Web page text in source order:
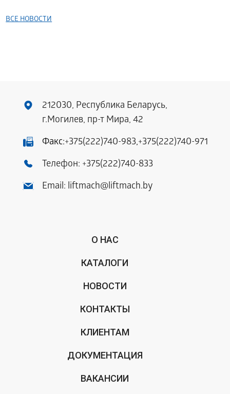
ВСЕ НОВОСТИ
212030, Республика Беларусь,
г.Могилев, пр-т Мира, 42
Факс:+375(222)740-983,+375(222)740-971
Телефон: +375(222)740-833
Email: liftmach@liftmach.by
О НАС
КАТАЛОГИ
НОВОСТИ
КОНТАКТЫ
КЛИЕНТАМ
ДОКУМЕНТАЦИЯ
ВАКАНСИИ